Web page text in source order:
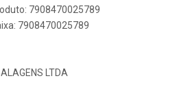
7908470025789
7908470025789
LTDA